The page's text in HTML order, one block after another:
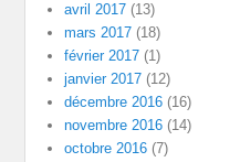
avril 2017 (13)
mars 2017 (18)
février 2017 (1)
janvier 2017 (12)
décembre 2016 (16)
novembre 2016 (14)
octobre 2016 (7)